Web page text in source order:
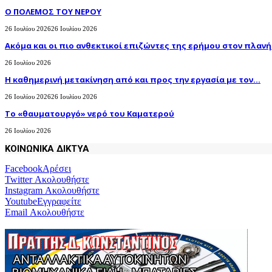
Ο ΠΟΛΕΜΟΣ ΤΟΥ ΝΕΡΟΥ
26 Ιουλίου 202626 Ιουλίου 2026
Ακόμα και οι πιο ανθεκτικοί επιζώντες της ερήμου στον
26 Ιουλίου 2026
H καθημερινή μετακίνηση από και προς την εργασία με τον...
26 Ιουλίου 202626 Ιουλίου 2026
Το «θαυματουργό» νερό του Καματερού
26 Ιουλίου 2026
ΚΟΙΝΩΝΙΚΑ ΔΙΚΤΥΑ
FacebookΑρέσει
TwitterΑκολουθήστε
Instagram Ακολουθήστε
YoutubeΕγγραφείτε
Email Ακολουθήστε